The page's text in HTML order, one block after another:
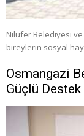
Nilüfer Belediyesi
bireylerin sosyal
Osmangazi
Güçlü Destek